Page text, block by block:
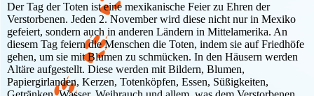
Der Tag der Toten ist eine mexikanische Feier zu Ehren der
Verstorbenen. Jeden 2. November wird diese nicht nur in Mexiko
gefeiert, sondern auch in anderen Ländern in Mittelamerika. An
diesem Tag feiern die Menschen die Toten, indem sie auf Friedhöfe
gehen, um sie mit Blumen zu schmücken. In den Häusern werden
Altäre aufgestellt. Diese werden mit Bildern, Blumen,
Papiergirlanden, Kerzen, Totenköpfen, Essen, Süßigkeiten,